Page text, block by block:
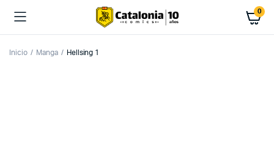
0
Inicio Manga Hellsing 1